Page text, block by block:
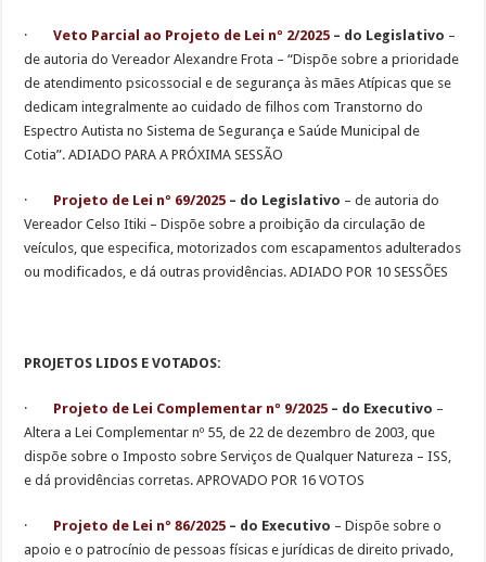
·Veto Parcial ao Projeto de Lei nº 2/2025 – do Legislativo –
de autoria do Vereador Alexandre Frota – “Dispõe sobre a prioridade
de atendimento psicossocial e de segurança às mães Atípicas que se
dedicam integralmente ao cuidado de filhos com Transtorno do
Espectro Autista no Sistema de Segurança e Saúde Municipal de
Cotia”. ADIADO PARA A PRÓXIMA SESSÃO
· Projeto de Lei nº 69/2025 – do Legislativo – de autoria do
Vereador Celso Itiki – Dispõe sobre a proibição da circulação de
veículos, que especifica, motorizados com escapamentos adulterados
ou modificados, e dá outras providências. ADIADO POR 10 SESSÕES
PROJETOS LIDOS E VOTADOS:
· Projeto de Lei Complementar nº 9/2025 – do Executivo –
Altera a Lei Complementar nº 55, de 22 de dezembro de 2003, que
dispõe sobre o Imposto sobre Serviços de Qualquer Natureza – ISS,
e dá providências corretas. APROVADO POR 16 VOTOS
· Projeto de Lei nº 86/2025 – do Executivo – Dispõe sobre o
apoio e o patrocínio de pessoas físicas e jurídicas de direito privado,